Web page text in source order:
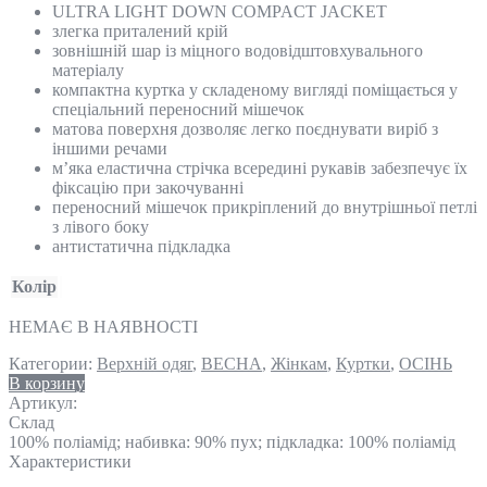
ULTRA LIGHT DOWN COMPACT JACKET
злегка приталений крій
зовнішній шар із міцного водовідштовхувального
матеріалу
компактна куртка у складеному вигляді поміщається у
спеціальний переносний мішечок
матова поверхня дозволяє легко поєднувати виріб з
іншими речами
м’яка еластична стрічка всередині рукавів забезпечує їх
фіксацію при закочуванні
переносний мішечок прикріплений до внутрішньої петлі
з лівого боку
антистатична підкладка
Колір
НЕМАЄ В НАЯВНОСТІ
Категории: Верхній одяг, ВЕСНА, Жінкам, Куртки, ОСІНЬ
В корзину
Артикул:
Склад
100% поліамід; набивка: 90% пух; підкладка: 100% поліамід
Характеристики